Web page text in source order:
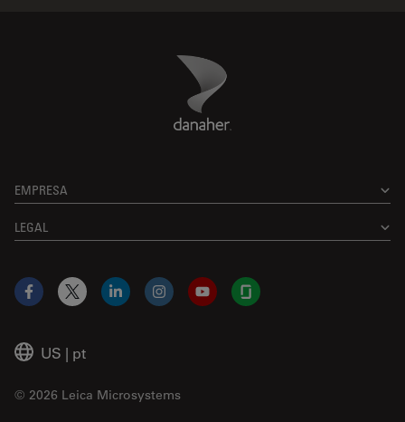
Danaher Logo
EMPRESA
LEGAL
US | pt
© 2026 Leica Microsystems
Facebook
X LinkedInInstagramYouTubeGlassdoor